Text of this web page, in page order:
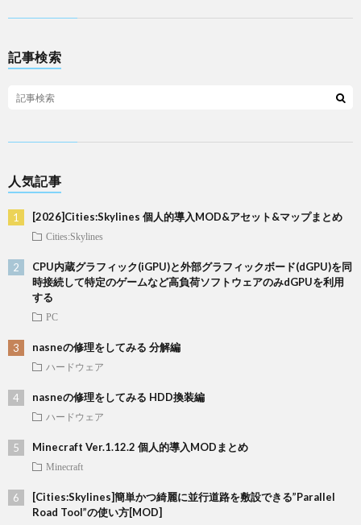
記事検索
人気記事
[2026]Cities:Skylines 個人的導入MOD&アセット&マップまとめ
Cities:Skylines
CPU内蔵グラフィック(iGPU)と外部グラフィックボード(dGPU)を同
時接続して特定のゲームなど高負荷ソフトウェアのみdGPUを利用
する
PC
nasneの修理をしてみる 分解編
ハードウェア
nasneの修理をしてみる HDD換装編
ハードウェア
Minecraft Ver.1.12.2 個人的導入MODまとめ
Minecraft
[Cities:Skylines]簡単かつ綺麗に並行道路を敷設できる”Parallel
Road Tool”の使い方[MOD]